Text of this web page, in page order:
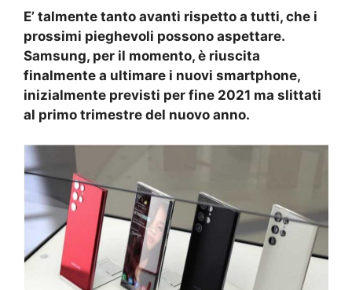
E’ talmente tanto avanti rispetto a tutti, che i
prossimi pieghevoli possono aspettare.
Samsung, per il momento, è riuscita
finalmente a ultimare i nuovi smartphone,
inizialmente previsti per fine 2021 ma slittati
al primo trimestre del nuovo anno.